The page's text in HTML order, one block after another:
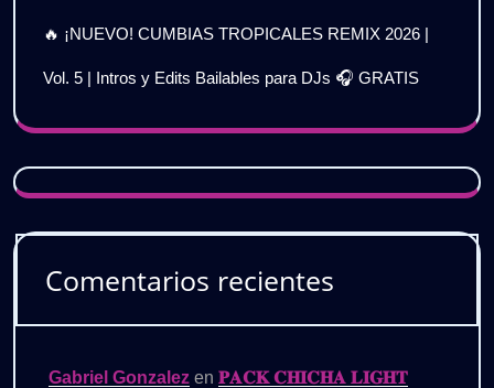
🔥 ¡NUEVO! CUMBIAS TROPICALES REMIX 2026 |
Vol. 5 | Intros y Edits Bailables para DJs 🎧 GRATIS
Comentarios recientes
Gabriel Gonzalez en 𝐏𝐀𝐂𝐊 𝐂𝐇𝐈𝐂𝐇𝐀 𝐋𝐈𝐆𝐇𝐓